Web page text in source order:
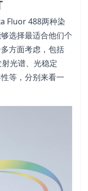
Fluor 488两种染
选择最适合他们个
方面考虑，包括
光谱、光稳定
等，分别来看一